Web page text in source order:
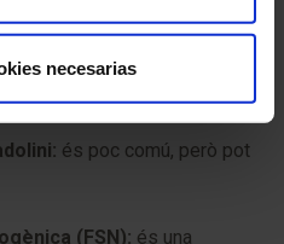
necesarias
segura, però com
pot comportar alguns
és poc comú, però pot
(FSN): és una